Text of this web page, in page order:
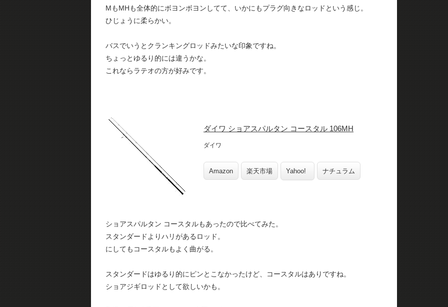
MもMHも全体的にボヨンボヨンしてて、いかにもプラグ向きなロッドという感じ。
ひじょうに柔らかい。
バスでいうとクランキングロッドみたいな印象ですね。
ちょっとゆるり的には違うかな。
これならラテオの方が好みです。
ダイワ ショアスパルタン コースタル 106MH
ダイワ
Amazon 楽天市場 Yahoo! ナチュラム
ショアスパルタン コースタルもあったので比べてみた。
スタンダードよりハリがあるロッド。
にしてもコースタルもよく曲がる。
スタンダードはゆるり的にピンとこなかったけど、コースタルはありですね。
ショアジギロッドとして欲しいかも。